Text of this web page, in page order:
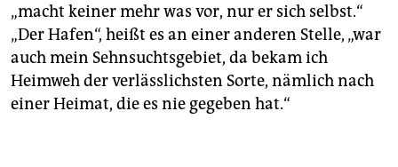
„macht keiner mehr was vor, nur er sich selbst.“
„Der Hafen“, heißt es an einer anderen Stelle, „war
auch mein Sehnsuchtsgebiet, da bekam ich
Heimweh der verlässlichsten Sorte, nämlich nach
einer Heimat, die es nie gegeben hat.“